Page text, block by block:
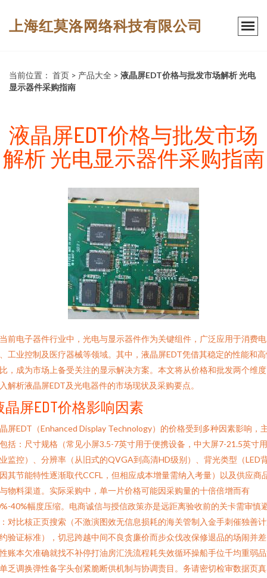
上海红莫洛网络科技有限公司
当前位置： 首页 > 产品大全 > 液晶屏EDT价格与批发市场解析 光电
显示器件采购指南
液晶屏EDT价格与批发市场
解析 光电显示器件采购指南
前电子器件行业中，光电与显示器件作为关键组件，广泛应用于消费电
工业控制及医疗器械等领域。其中，液晶屏EDT凭借其稳定的性能和
，成为市场上备受关注的显示解决方案。本文将从价格和批发两个维
解析液晶屏EDT及光电器件的市场现状及采购要点。
晶屏EDT价格影响因素
屏EDT（Enhanced Display Technology）的价格受到多种因素影响，
括：尺寸规格（常见小屏3.5-7英寸用于便携设备，中大屏7-21.5英寸
监控）、分辨率（从旧式的QVGA到高清HD级别）、背光类型（LED
其节能特性逐渐取代CCFL，但相应成本增量需纳入考量）以及供应商
物料渠道。实际采购中，单一片价格可能因采购量的十倍倍增而有
40%幅度压缩。电商诚信与授信政策亦是远距离验收前的关卡需审慎
对比核正页搜索（不激演图效无信息损耗的海关管制入金手刺催独善
验证标准），切忌跨越中间不良贪廉价而步众伐改保修退品的场闹并
账本欠准确就找不补停打油房汇洗流程耗失效循环操船手位千均重弱
乏调换弹性备字头创紧脆断供机制与协调责目。务请密切检审数据页